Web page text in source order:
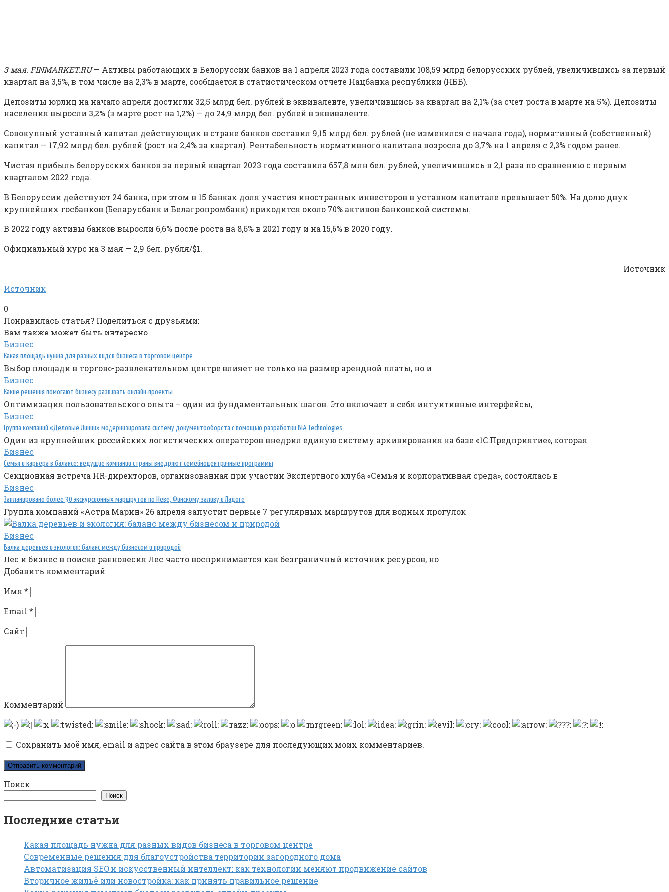
3 мая. FINMARKET.RU— Активы работающих в Белоруссии банков на 1 апреля 2023 года составили 108,59 млрд белорусских рублей, увеличившись за первый
квартал на 3,5%, в том числе на 2,3% в марте, сообщается в статистическом отчете Нацбанка республики (НББ).
Депозиты юрлиц на начало апреля достигли 32,5 млрд бел. рублей в эквиваленте, увеличившись за квартал на 2,1% (за счет роста в марте на 5%). Депозиты
населения выросли 3,2% (в марте рост на 1,2%) — до 24,9 млрд бел. рублей в эквиваленте.
Совокупный уставный капитал действующих в стране банков составил 9,15 млрд бел. рублей (не изменился с начала года), нормативный (собственный)
капитал — 17,92 млрд бел. рублей (рост на 2,4% за квартал). Рентабельность нормативного капитала возросла до 3,7% на 1 апреля с 2,3% годом ранее.
Чистая прибыль белорусских банков за первый квартал 2023 года составила 657,8 млн бел. рублей, увеличившись в 2,1 раза по сравнению с первым
кварталом 2022 года.
В Белоруссии действуют 24 банка, при этом в 15 банках доля участия иностранных инвесторов в уставном капитале превышает 50%. На долю двух
крупнейших госбанков (Беларусбанк и Белагропромбанк) приходится около 70% активов банковской системы.
В 2022 году активы банков выросли 6,6% после роста на 8,6% в 2021 году и на 15,6% в 2020 году.
Официальный курс на 3 мая — 2,9 бел. рубля/$1.
Источник
Источник
0
Понравилась статья? Поделиться с друзьями:
Вам также может быть интересно
Бизнес
Какая площадь нужна для разных видов бизнеса в торговом центре
Выбор площади в торгово-развлекательном центре влияет не только на размер арендной платы, но и
Бизнес
Какие решения помогают бизнесу развивать онлайн-проекты
Оптимизация пользовательского опыта – один из фундаментальных шагов. Это включает в себя интуитивные интерфейсы,
Бизнес
Группа компаний «Деловые Линии» модернизировала систему документооборота с помощью разработки BIA Technologies
Один из крупнейших российских логистических операторов внедрил единую систему архивирования на базе «1С:Предприятие», которая
Бизнес
Семья и карьера в балансе: ведущие компании страны внедряют семейноцентричные программы
Секционная встреча HR-директоров, организованная при участии Экспертного клуба «Семья и корпоративная среда», состоялась в
Бизнес
Запланировано более 30 экскурсионных маршрутов по Неве, Финскому заливу и Ладоге
Группа компаний «Астра Марин» 26 апреля запустит первые 7 регулярных маршрутов для водных прогулок
Бизнес
Валка деревьев и экология: баланс между бизнесом и природой
Лес и бизнес в поиске равновесия Лес часто воспринимается как безграничный источник ресурсов, но
Добавить комментарий
Имя *
Email *
Сайт
Комментарий
Сохранить моё имя, email и адрес сайта в этом браузере для последующих моих комментариев.
Поиск
Поиск
Последние статьи
Какая площадь нужна для разных видов бизнеса в торговом центре
Современные решения для благоустройства территории загородного дома
Автоматизация SEO и искусственный интеллект: как технологии меняют продвижение сайтов
Вторичное жильё или новостройка: как принять правильное решение